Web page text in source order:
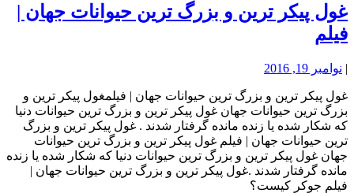
غول پیکر ترین و بزرگ ترین حیوانات جهان |
فیلم
| نوامبر 19, 2016
غول پیکر ترین و بزرگ ترین حیوانات جهان | فیلمغول پیکر ترین و
بزرگ ترین حیوانات جهان غول پیکر ترین و بزرگ ترین حیوانات دنیا
که شکار شده یا زنده مانده گرفتار شدند . غول پیکر ترین و بزرگ
ترین حیوانات جهان | فیلم غول پیکر ترین و بزرگ ترین حیوانات
جهان غول پیکر ترین و بزرگ ترین حیوانات دنیا که شکار شده یا زنده
مانده گرفتار شدند .غول پیکر ترین و بزرگ ترین حیوانات جهان |
فیلم جوکر کیست؟